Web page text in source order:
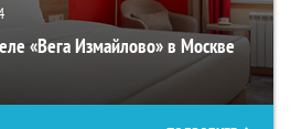
«Вега Измайлово» в Москве